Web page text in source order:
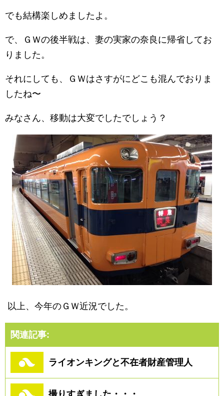
でも結構楽しめましたよ。
で、ＧＷの後半戦は、妻の実家の奈良に帰省してお
りました。
それにしても、ＧＷはさすがにどこも混んでおりま
したね〜
みなさん、移動は大変でしたでしょう？
以上、今年のＧＷ近況でした。
関連記事:
ライオンキングと不在者財産管理人